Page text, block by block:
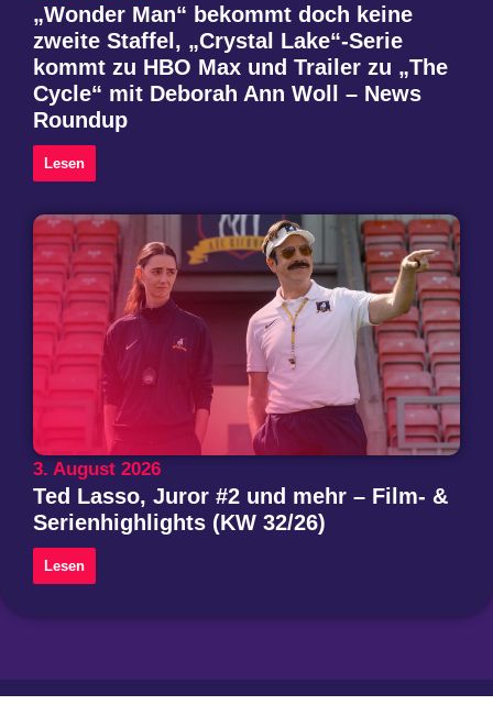
„Wonder Man“ bekommt doch keine
zweite Staffel, „Crystal Lake“-Serie
kommt zu HBO Max und Trailer zu „The
Cycle“ mit Deborah Ann Woll – News
Roundup
Lesen
3. August 2026
Ted Lasso, Juror #2 und mehr – Film- &
Serienhighlights (KW 32/26)
Lesen